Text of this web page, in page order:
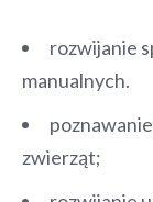
rozwijanie
manualnych.
zwierząt;